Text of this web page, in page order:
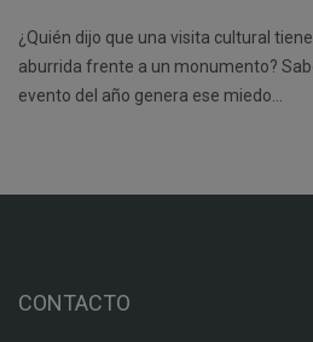
¿Quién dijo que una visita cultural
aburrida frente a un monumento?
evento del año genera ese miedo…
CONTACTO